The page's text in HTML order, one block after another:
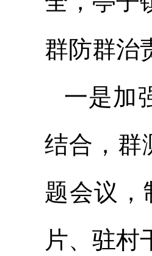
群防群治
一是加
结合，群
题会议，
片、驻村